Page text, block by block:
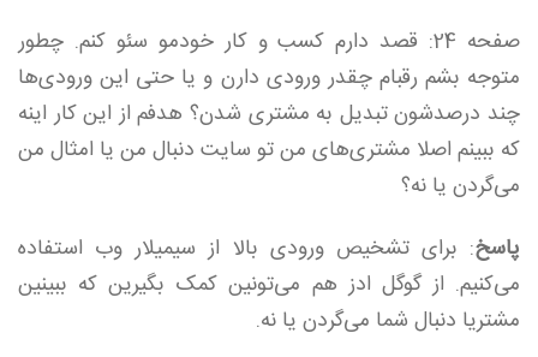
صفحه 24: قصد دارم کسب و کار خودمو سئو کنم. چطور
متوجه بشم رقبام چقدر ورودی دارن و یا حتی این ورودی‌ها
چند درصدشون تبدیل به مشتری شدن؟ هدفم از این کار اینه
که ببینم اصلا مشتری‌های من تو سایت دنبال من یا امثال من
می‌گردن یا نه؟
پاسخ: برای تشخیص ورودی بالا از سیمیلار وب استفاده
می‌کنیم. از گوگل ادز هم می‌تونین کمک بگیرین که ببینین
مشتریا دنبال شما می‌گردن یا نه.